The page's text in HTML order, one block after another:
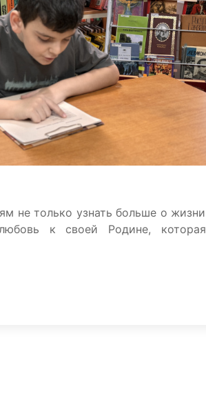
не только узнать больше о
любовь к своей Родине,